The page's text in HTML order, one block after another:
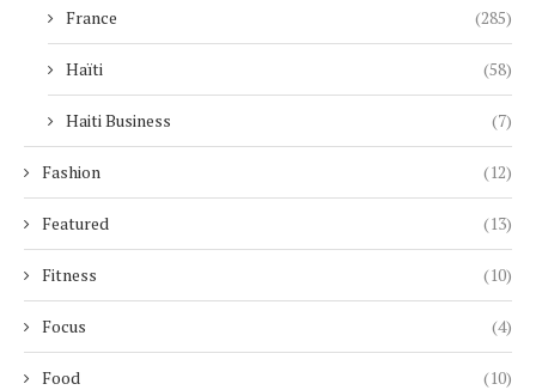
France (285)
Haïti (58)
Haiti Business (7)
Fashion (12)
Featured (13)
Fitness (10)
Focus (4)
Food (10)